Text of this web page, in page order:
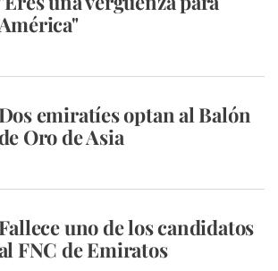
Dos emiratíes optan al Balón
Oro de Asia
Fallece uno de los candidatos
FNC de Emiratos